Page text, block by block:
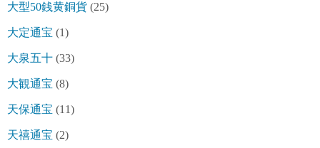
大型50銭黄銅貨 (25)
大定通宝 (1)
大泉五十 (33)
大観通宝 (8)
天保通宝 (11)
天禧通宝 (2)